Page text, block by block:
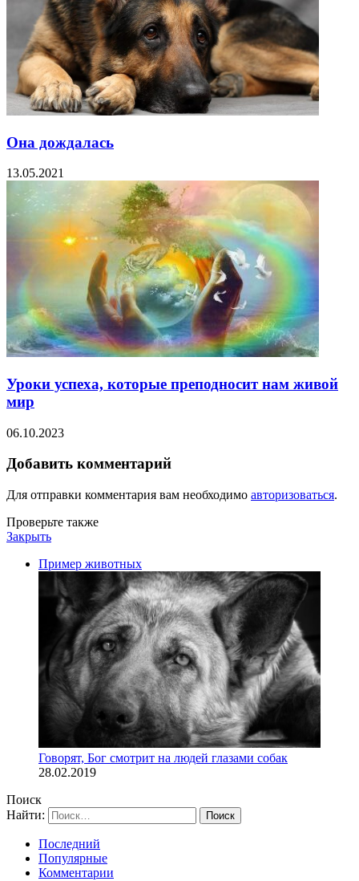
Она дождалась
13.05.2021
​Уроки успеха, которые преподносит нам живой
мир
06.10.2023
Добавить комментарий
Для отправки комментария вам необходимо авторизоваться.
Проверьте также
Закрыть
Пример животных
Говорят, Бог смотрит на людей глазами собак
28.02.2019
Поиск
Найти:
Последний
Популярные
Комментарии